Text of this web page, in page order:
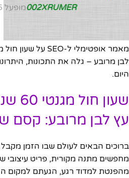
002XRUMERמופעל 25/09/2025
לבן מרובע – גלה את התכונות,
היום.
עץ לבן מרובע: קסם
ברוכים הבאים לעולם שבו הזמן
מחפשים מתנה מקורית, פריט עיצובי
מהפנטת למדוד רגע, הגעתם למקום